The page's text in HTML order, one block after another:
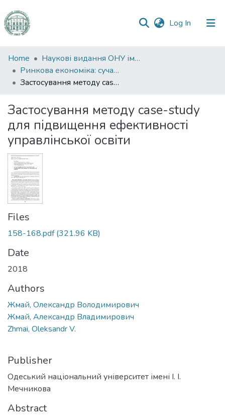
Log In (current)
Communities
&
Collections
Statistics
Home
Наукові видання ОНУ імені І. І. Мечникова
Ринкова економіка: сучасна теорія і практика управління
Застосування методу case-study для підвищення ефективності управлінської освіти
Застосування методу case-study
для підвищення ефективності
управлінської освіти
Files
158-168.pdf(321.96 KB)
Date
2018
Authors
Жмай, Олександр Володимирович
Жмай, Александр Владимирович
Zhmai, Oleksandr V.
Publisher
Одеський національний університет імені І. І.
Мечникова
Abstract